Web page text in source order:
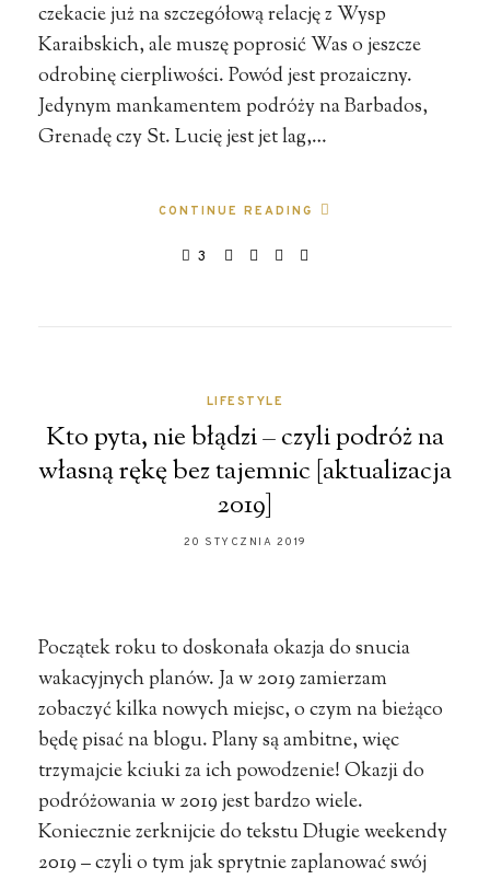
czekacie już na szczegółową relację z Wysp
Karaibskich, ale muszę poprosić Was o jeszcze
odrobinę cierpliwości. Powód jest prozaiczny.
Jedynym mankamentem podróży na Barbados,
Grenadę czy St. Lucię jest jet lag,…
CONTINUE READING
3
LIFESTYLE
Kto pyta, nie błądzi – czyli podróż na
własną rękę bez tajemnic [aktualizacja
2019]
20 STYCZNIA 2019
Początek roku to doskonała okazja do snucia
wakacyjnych planów. Ja w 2019 zamierzam
zobaczyć kilka nowych miejsc, o czym na bieżąco
będę pisać na blogu. Plany są ambitne, więc
trzymajcie kciuki za ich powodzenie! Okazji do
podróżowania w 2019 jest bardzo wiele.
Koniecznie zerknijcie do tekstu Długie weekendy
2019 – czyli o tym jak sprytnie zaplanować swój